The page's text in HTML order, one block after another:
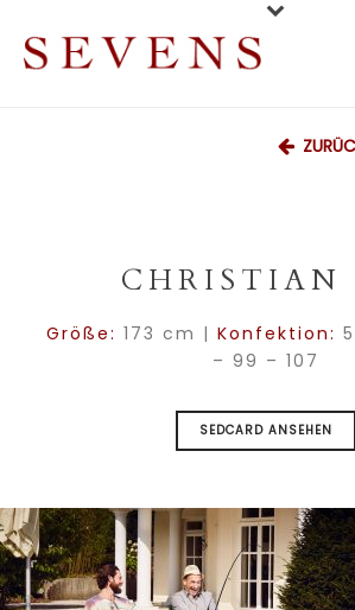
CHRISTIAN
Größe: 173 cm | Konfektion:
– 99 – 107
SEDCARD ANSEHEN